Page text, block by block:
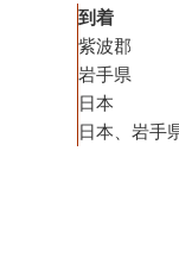
到着
紫波郡
岩手県
日本
日本、岩手